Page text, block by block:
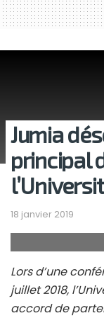
Jumia
principal
18 janvier 2019
Lors d’une
juillet 2018,
accord de